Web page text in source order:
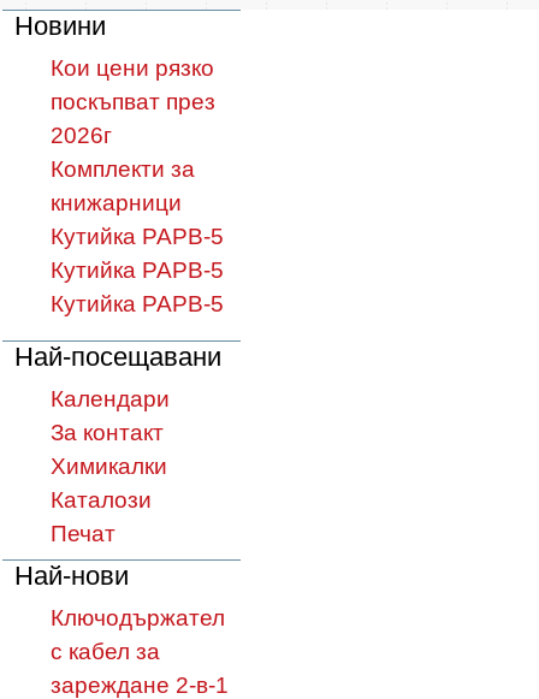
Новини
Кои цени рязко
поскъпват през
2026г
Комплекти за
книжарници
Кутийка PAPB-5
Кутийка PAPB-5
Кутийка PAPB-5
Най-посещавани
Календари
За контакт
Химикалки
Каталози
Печат
Най-нови
Ключодържател
с кабел за
зареждане 2-в-1